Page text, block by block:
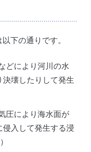
下の通りです。
どにより河川の水
壊したりして発生
圧により海水面が
入して発生する浸